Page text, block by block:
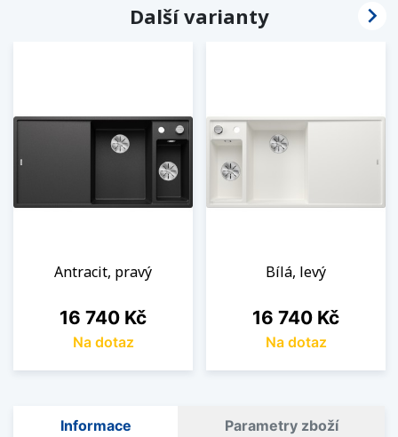
Další varianty
Antracit, pravý
Cena
16 740 Kč
Na dotaz
Bílá, levý
Cena
16 740 Kč
Na dotaz

Informace Parametry zboží